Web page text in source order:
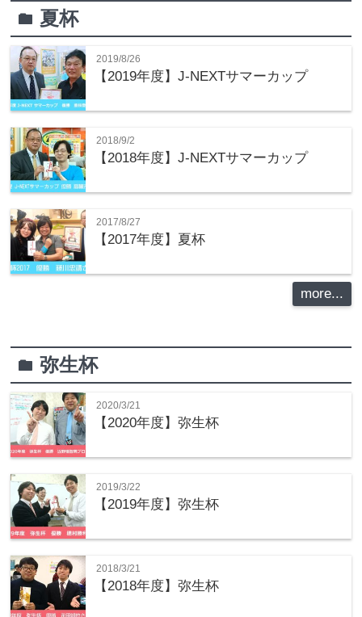
folder 夏杯
2019/8/26
【2019年度】J-NEXTサマーカップ
2018/9/2
【2018年度】J-NEXTサマーカップ
2017/8/27
【2017年度】夏杯
more...
folder 弥生杯
2020/3/21
【2020年度】弥生杯
2019/3/22
【2019年度】弥生杯
2018/3/21
【2018年度】弥生杯